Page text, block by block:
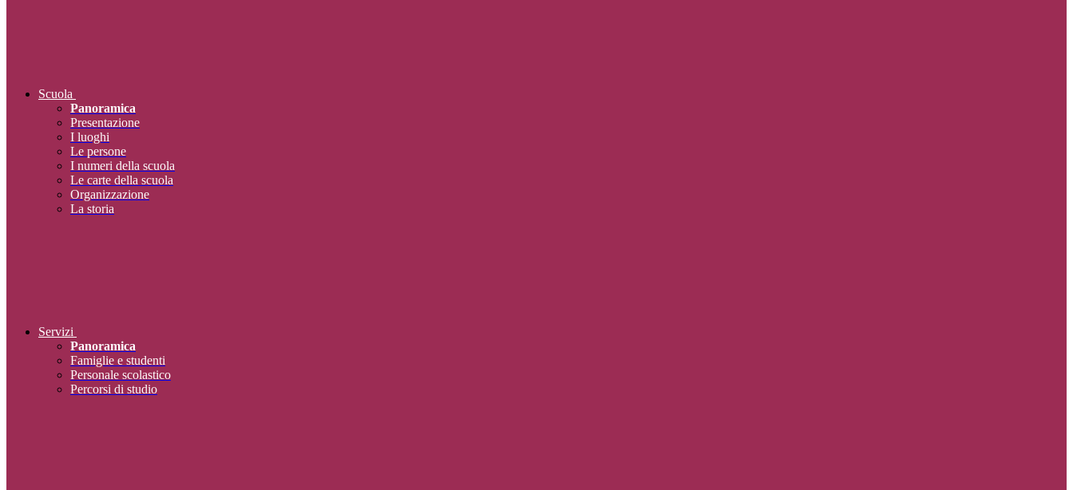
Scuola
Panoramica
Presentazione
I luoghi
Le persone
I numeri della scuola
Le carte della scuola
Organizzazione
La storia
Servizi
Panoramica
Famiglie e studenti
Personale scolastico
Percorsi di studio